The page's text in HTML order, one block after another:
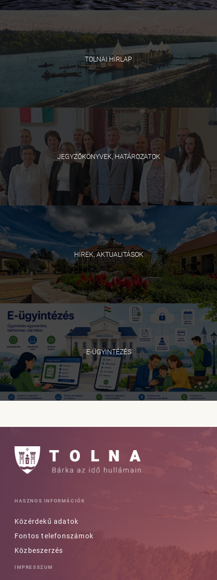
TOLNAI HÍRLAP
JEGYZŐKÖNYVEK, HATÁROZATOK
HÍREK, AKTUALITÁSOK
E-ÜGYINTÉZÉS
HASZNOS INFORMÁCIÓK
Közérdekű adatok
Fontos telefonszámok
Közbeszerzés
IMPRESSZUM